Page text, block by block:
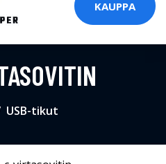
KAUPPA
USB-tikut